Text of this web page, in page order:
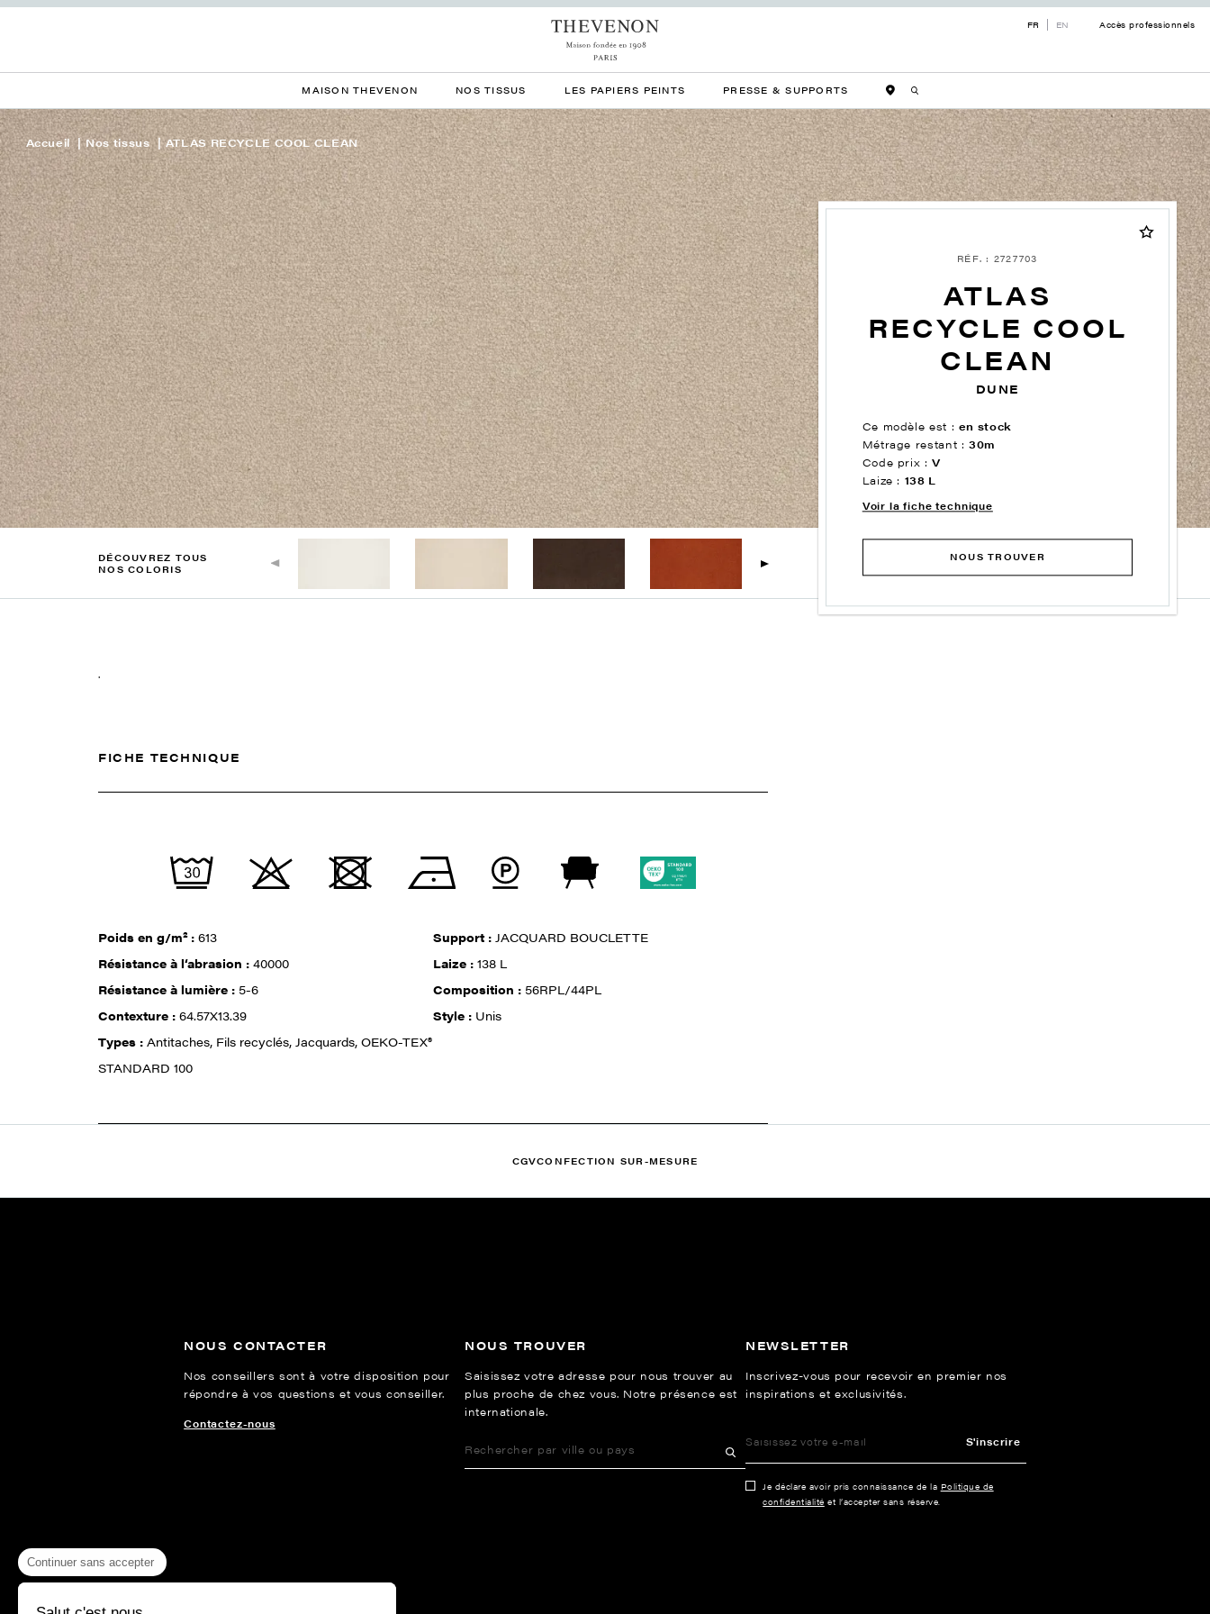
FR EN Accès professionnels
MAISON THEVENON NOS TISSUS LES PAPIERS PEINTS PRESSE & SUPPORTS
Accueil Nos tissus ATLAS RECYCLE COOL CLEAN
RÉF. : 2727703
ATLAS
RECYCLE COOL
CLEAN
DUNE
Ce modèle est : en stock
Métrage restant :30m
Code prix :V
Laize : 138 L
Voir la fiche technique
NOUS TROUVER
DÉCOUVREZ TOUS
NOS COLORIS
.
FICHE TECHNIQUE
Poids en g/m² :613 Support :JACQUARD BOUCLETTE
Résistance à l‘abrasion :40000 Laize :138 L
Résistance à lumière : 5-6 Composition : 56RPL/44PL
Contexture :64.57X13.39 Style : Unis
Types :Antitaches, Fils recyclés, Jacquards, OEKO-TEX®
STANDARD 100
CGVCONFECTION SUR-MESURE
NOUS CONTACTER
Nos conseillers sont à votre disposition pour
répondre à vos questions et vous conseiller.
Contactez-nous
NOUS TROUVER
Saisissez votre adresse pour nous trouver au
plus proche de chez vous. Notre présence est
internationale.
NEWSLETTER
Inscrivez-vous pour recevoir en premier nos
inspirations et exclusivités.
S'inscrire
Je déclare avoir pris connaissance de la Politique de
confidentialité et l’accepter sans réserve.
Continuer sans accepter